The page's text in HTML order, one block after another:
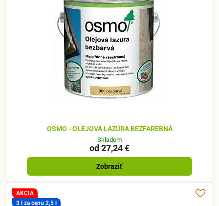
OSMO - OLEJOVÁ LAZÚRA BEZFAREBNÁ
Skladom
od 27,24 €
Zobraziť
AKCIA
3 l za cenu 2,5 l